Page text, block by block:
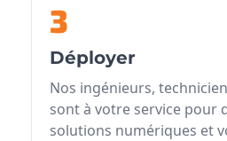
3
Déployer
Nos ingénieurs,
sont à votre service pour
solutions numériques et